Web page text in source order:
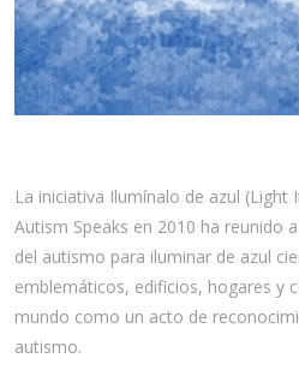
La iniciativa Ilumínalo de azul (Light
Autism Speaks en 2010 ha reunido
del autismo para iluminar de azul
emblemáticos, edificios, hogares y
mundo como un acto de
autismo.